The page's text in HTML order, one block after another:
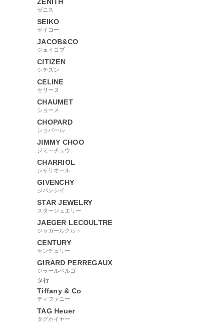
ゼニス
SEIKO
セイコー
JACOB&CO
ジェイコブ
CITIZEN
シチズン
CELINE
セリーヌ
CHAUMET
ショーメ
CHOPARD
ショパール
JIMMY CHOO
ジミーチュウ
CHARRIOL
シャリオール
GIVENCHY
ジバンシイ
STAR JEWELRY
スタージュエリー
JAEGER LECOULTRE
ジャガールクルト
CENTURY
センチュリー
GIRARD PERREGAUX
ジラールペルゴ
タ行
Tiffany & Co
ティファニー
TAG Heuer
タグホイヤー